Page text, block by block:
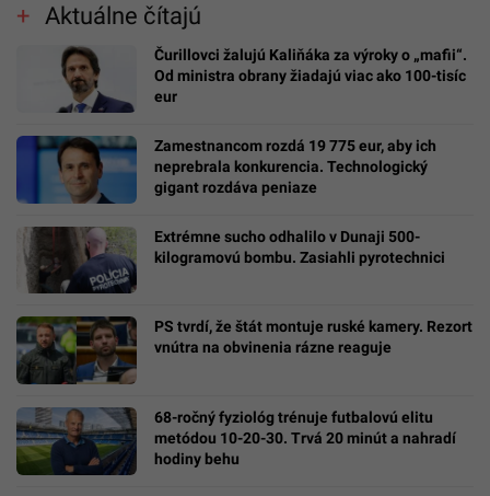
Aktuálne čítajú
Čurillovci žalujú Kaliňáka za výroky o „mafii“.
Od ministra obrany žiadajú viac ako 100-tisíc
eur
Zamestnancom rozdá 19 775 eur, aby ich
neprebrala konkurencia. Technologický
gigant rozdáva peniaze
Extrémne sucho odhalilo v Dunaji 500-
kilogramovú bombu. Zasiahli pyrotechnici
PS tvrdí, že štát montuje ruské kamery. Rezort
vnútra na obvinenia rázne reaguje
68-ročný fyziológ trénuje futbalovú elitu
metódou 10-20-30. Trvá 20 minút a nahradí
hodiny behu